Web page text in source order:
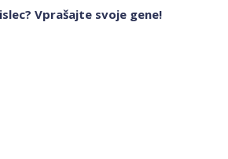
Vprašajte svoje gene!